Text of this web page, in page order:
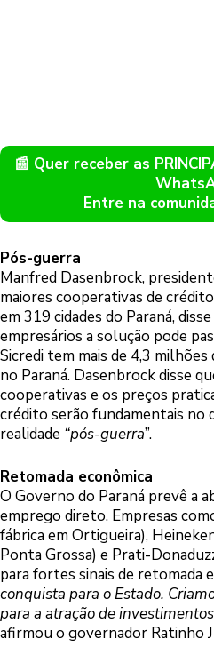
📰 Quer receber as
Entre na
Pós-guerra
Manfred Dasenbrock,
maiores cooperativas de
em 319 cidades do Paraná,
empresários a solução pode
Sicredi tem mais de 4,3
no Paraná. Dasenbrock disse
cooperativas e os preços
crédito serão fundamentais no
realidade “pós-guerra”.
Retomada econômica
O Governo do Paraná prevê a
emprego direto. Empresas
fábrica em Ortigueira),
Ponta Grossa) e Prati-
para fortes sinais de retomada
conquista para o Estado.
para a atração de
afirmou o governador Ratinho